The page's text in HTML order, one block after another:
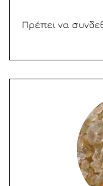
Πρέπει να